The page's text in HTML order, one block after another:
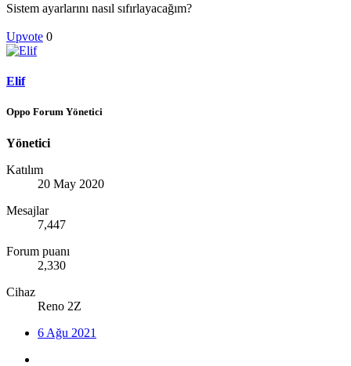
Sistem ayarlarını nasıl sıfırlayacağım?
Upvote 0
Elif
Oppo Forum Yönetici
Yönetici
Katılım
20 May 2020
Mesajlar
7,447
Forum puanı
2,330
Cihaz
Reno 2Z
6 Ağu 2021